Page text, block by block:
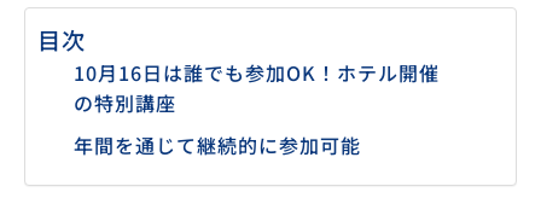
目次
10月16日は誰でも参加OK！ホテル開催
の特別講座
年間を通じて継続的に参加可能